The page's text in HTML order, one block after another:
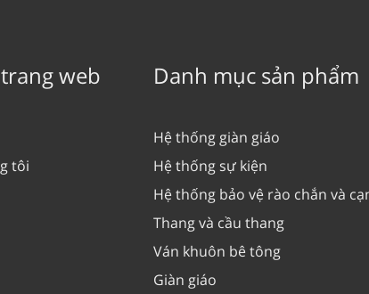
web
tôi
Danh mục sản phẩm
Hệ thống giàn giáo
Hệ thống sự kiện
Hệ thống bảo vệ rào chắn và
Thang và cầu thang
Ván khuôn bê tông
Giàn giáo